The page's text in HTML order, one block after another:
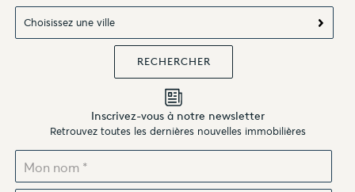
Choisissez une ville
Inscrivez-vous à notre newsletter
Retrouvez toutes les dernières nouvelles immobilières